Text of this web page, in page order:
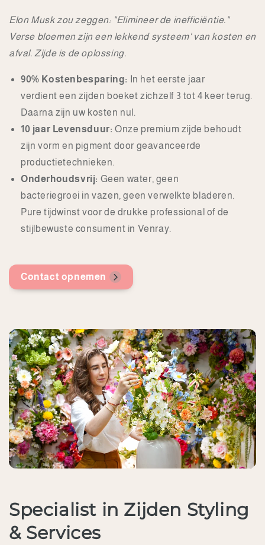
Elon Musk zou zeggen: "Elimineer de inefficiëntie."
Verse bloemen zijn een lekkend systeem' van kosten en
afval. Zijde is de oplossing.
90% Kostenbesparing:
In het eerste jaar
verdient een zijden boeket zichzelf 3 tot 4 keer terug.
Daarna zijn uw kosten nul.
10 jaar Levensduur: Onze premium zijde behoudt
zijn vorm en pigment door geavanceerde
productietechnieken.
Onderhoudsvrij: Geen water, geen
bacteriegroei in vazen, geen verwelkte bladeren.
Pure tijdwinst voor de drukke professional of de
stijlbewuste consument in Venray.
Contact opnemen
Specialist in Zijden Styling
& Services